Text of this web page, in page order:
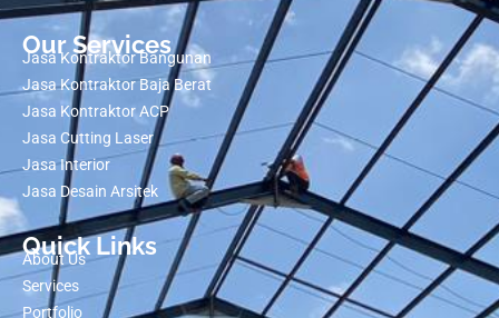
Our Services
Jasa Kontraktor Bangunan
Jasa Kontraktor Baja Berat
Jasa Kontraktor ACP
Jasa Cutting Laser
Jasa Interior
Jasa Desain Arsitek
Quick Links
About Us
Services
Portfolio